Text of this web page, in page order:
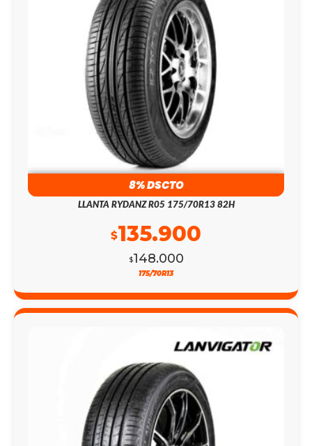
8% DSCTO
LLANTA RYDANZ R05 175/70R13 82H
$148.000
$135.900
175/70R13